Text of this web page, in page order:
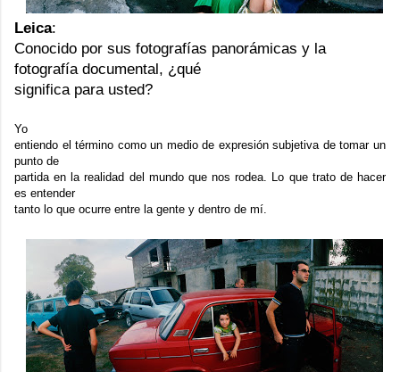
Leica:
Conocido por sus fotografías panorámicas y la
fotografía documental, ¿qué
significa para usted?
Yo
entiendo el término como un medio de expresión subjetiva de tomar un
punto de
partida en la realidad del mundo que nos rodea. Lo que trato de hacer
es entender
tanto lo que ocurre entre la gente y dentro de mí.